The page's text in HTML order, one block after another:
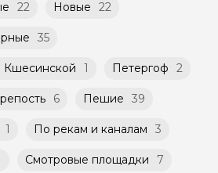
22 Новые 22
35
Кшесинской 1 Петергоф 2
6 Пешие 39
1 По рекам и каналам 3
Смотровые площадки 7